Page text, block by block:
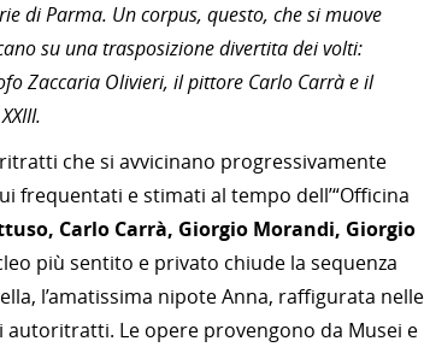
di Parma. Un corpus, questo, che si muove
su una trasposizione divertita dei volti:
Zaccaria Olivieri, il pittore Carlo Carrà e il
che si avvicinano progressivamente
frequentati e stimati al tempo dell’“Officina
Carlo Carrà, Giorgio Morandi, Giorgio
più sentito e privato chiude la sequenza
l’amatissima nipote Anna, raffigurata nelle
autoritratti. Le opere provengono da Musei e